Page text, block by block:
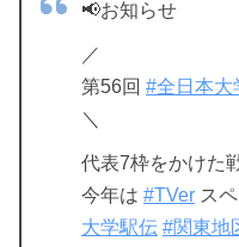
📢お知らせ
／
第56回 #全日本大
＼
代表7枠をかけた
今年は #TVer ス
大学駅伝 #関東地